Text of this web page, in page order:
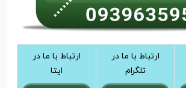
ارتباط با ما در
تلگرام
ارتباط با ما در
ایتا